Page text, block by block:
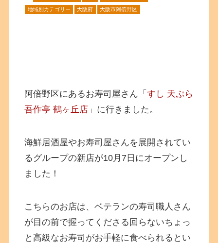
地域別カテゴリー 大阪府 大阪市阿倍野区
阿倍野区にあるお寿司屋さん「すし 天ぷら
吾作亭 鶴ヶ丘店 」に行きました。
海鮮居酒屋やお寿司屋さんを展開されてい
るグループの新店が10月7日にオープンし
ました！
こちらのお店は、ベテランの寿司職人さん
が目の前で握ってくださる回らないちょっ
と高級なお寿司がお手軽に食べられるとい